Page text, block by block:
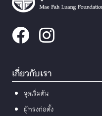
เกี่ยวกับเรา
จุดเริ่มต้น
ผู้ทรงก่อตั้ง